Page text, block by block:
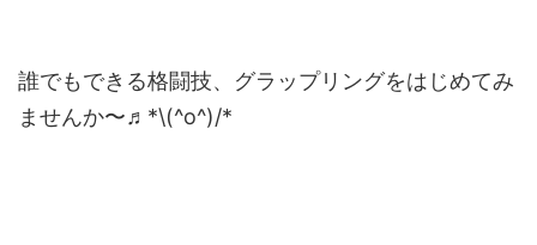
誰でもできる格闘技、グラップリングをはじめてみ
ませんか〜♬ *\(^o^)/*